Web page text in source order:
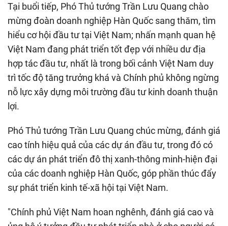
Tại buổi tiếp, Phó Thủ tướng Trần Lưu Quang chào
mừng đoàn doanh nghiệp Hàn Quốc sang thăm, tìm
hiểu cơ hội đầu tư tại Việt Nam; nhấn mạnh quan hệ
Việt Nam đang phát triển tốt đẹp với nhiều dư địa
hợp tác đầu tư, nhất là trong bối cảnh Việt Nam duy
trì tốc độ tăng trưởng khá và Chính phủ không ngừng
nỗ lực xây dựng môi trường đầu tư kinh doanh thuận
lợi.
Phó Thủ tướng Trần Lưu Quang chúc mừng, đánh giá
cao tính hiệu quả của các dự án đầu tư, trong đó có
các dự án phát triển đô thị xanh-thông minh-hiện đại
của các doanh nghiệp Hàn Quốc, góp phần thúc đẩy
sự phát triển kinh tế-xã hội tại Việt Nam.
"Chính phủ Việt Nam hoan nghênh, đánh giá cao và